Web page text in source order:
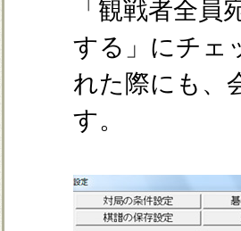
「観戦者全
する」にチェ
れた際にも、
す。